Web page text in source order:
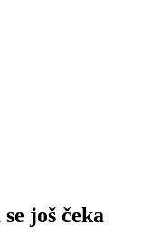
još čeka